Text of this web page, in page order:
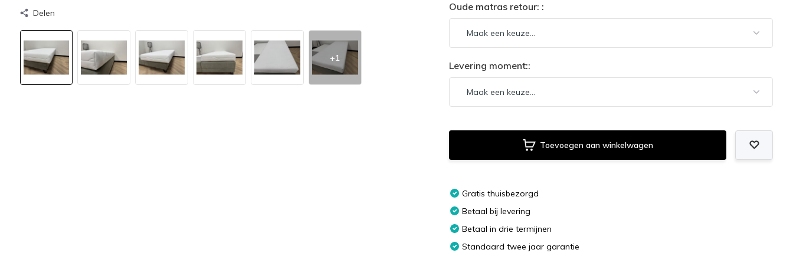
Delen
+1
Oude matras retour: :
Levering moment::
Toevoegen aan winkelwagen
Gratis thuisbezorgd
Betaal bij levering
Betaal in drie termijnen
Standaard twee jaar garantie